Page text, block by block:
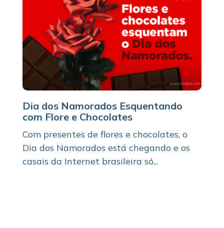
Dia dos Namorados Esquentando
com Flore e Chocolates
Com presentes de flores e chocolates, o
Dia dos Namorados está chegando e os
casais da Internet brasileira só...